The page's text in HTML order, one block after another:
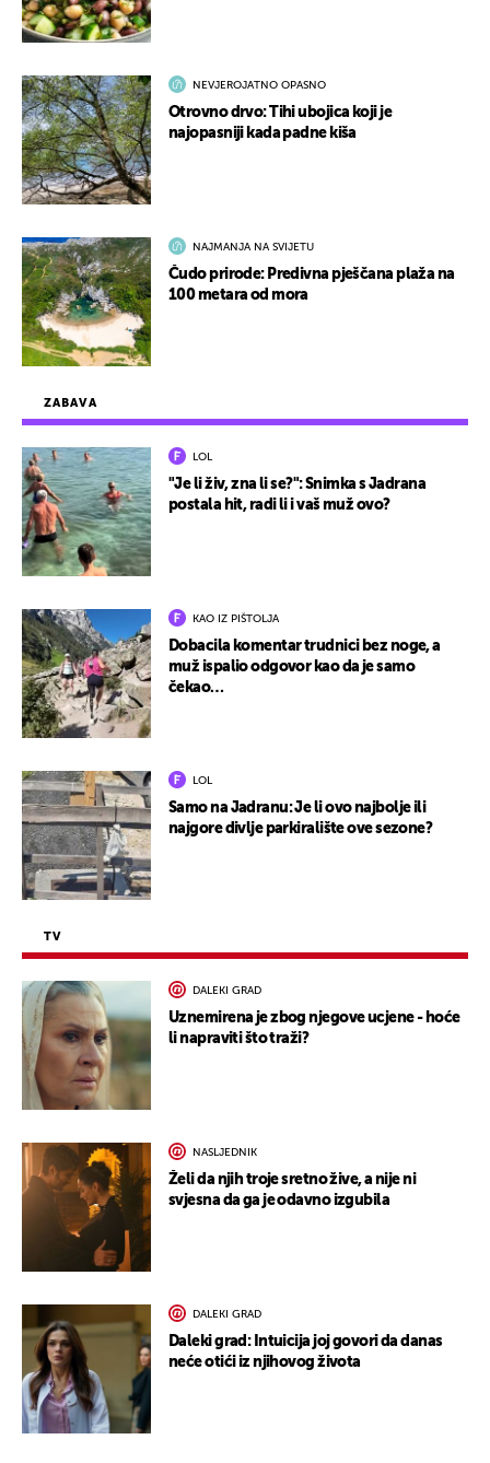
ZABAVA
LOL
"Je li živ, zna li se?": Snimka s Jadrana
postala hit, radi li i vaš muž ovo?
KAO IZ PIŠTOLJA
Dobacila komentar trudnici bez noge, a
muž ispalio odgovor kao da je samo
čekao…
LOL
Samo na Jadranu: Je li ovo najbolje ili
najgore divlje parkiralište ove sezone?
TV
DALEKI GRAD
Uznemirena je zbog njegove ucjene - hoće
li napraviti što traži?
NASLJEDNIK
Želi da njih troje sretno žive, a nije ni
svjesna da ga je odavno izgubila
DALEKI GRAD
Daleki grad: Intuicija joj govori da danas
neće otići iz njihovog života
NEVJEROJATNO OPASNO
Otrovno drvo: Tihi ubojica koji je
najopasniji kada padne kiša
NAJMANJA NA SVIJETU
Čudo prirode: Predivna pješčana plaža na
100 metara od mora